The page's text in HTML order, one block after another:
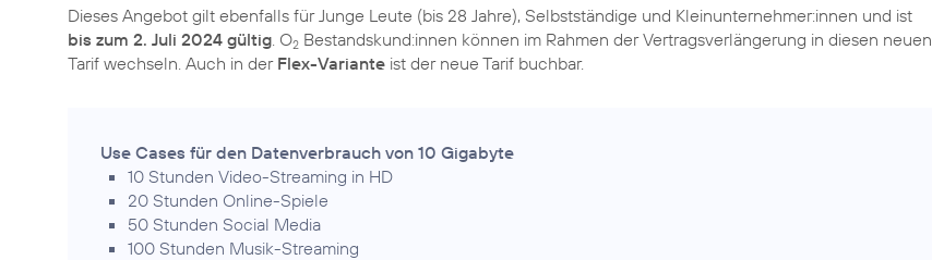
Dieses Angebot gilt ebenfalls für Junge Leute (bis 28 Jahre), Selbstständige und Kleinunternehmer:innen und ist
bis zum 2. Juli 2024 gültig . O2 Bestandskund:innen können im Rahmen der Vertragsverlängerung in diesen neuen
Tarif wechseln. Auch in der Flex-Variante ist der neue Tarif buchbar.
Use Cases für den Datenverbrauch von 10 Gigabyte
10 Stunden Video-Streaming in HD
20 Stunden Online-Spiele
50 Stunden Social Media
100 Stunden Musik-Streaming